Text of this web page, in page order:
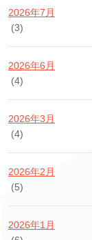
2026年7月
(3)
2026年6月
(4)
2026年3月
(4)
2026年2月
(5)
2026年1月